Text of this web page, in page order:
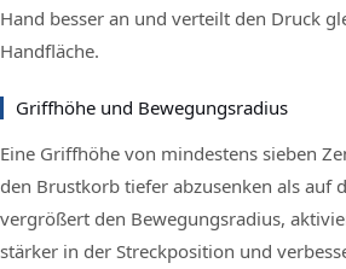
Hand besser an und verteilt den Druck
Handfläche.
Griffhöhe und Bewegungsradius
Eine Griffhöhe von mindestens sieben
den Brustkorb tiefer abzusenken als auf
vergrößert den Bewegungsradius,
stärker in der Streckposition und